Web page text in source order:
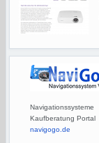
Navigationssysteme
Kaufberatung Portal
navigogo.de